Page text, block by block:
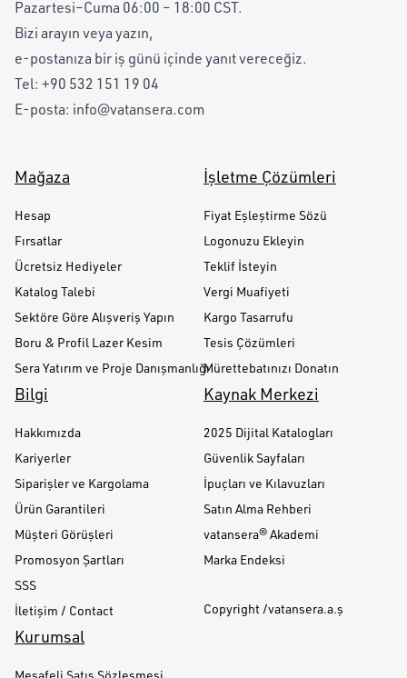
Pazartesi–Cuma 06:00 – 18:00 CST.
Bizi arayın veya yazın,
e-postanıza bir iş günü içinde yanıt vereceğiz.
Tel: +90 532 151 19 04
E-posta: info@vatansera.com
Mağaza
Hesap
Fırsatlar
Ücretsiz Hediyeler
Katalog Talebi
Sektöre Göre Alışveriş Yapın
Boru & Profil Lazer Kesim
Sera Yatırım ve Proje Danışmanlığı
İşletme Çözümleri
Fiyat Eşleştirme Sözü
Logonuzu Ekleyin
Teklif İsteyin
Vergi Muafiyeti
Kargo Tasarrufu
Tesis Çözümleri
Mürettebatınızı Donatın
Bilgi
Hakkımızda
Kariyerler
Siparişler ve Kargolama
Ürün Garantileri
Müşteri Görüşleri
Promosyon Şartları
SSS
İletişim / Contact
Kaynak Merkezi
2025 Dijital Katalogları
Güvenlik Sayfaları
İpuçları ve Kılavuzları
Satın Alma Rehberi
vatansera® Akademi
Marka Endeksi
Copyright /vatansera.a.ş
Kurumsal
Mesafeli Satış Sözleşmesi